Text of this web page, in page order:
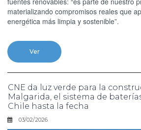
materializando compromisos reales que
energética más limpia y sostenible”.
Ver
CNE da luz verde para la
Malgarida, el sistema de
Chile hasta la fecha
03/02/2026